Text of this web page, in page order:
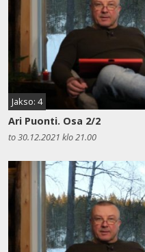
Jakso: 4
Ari Puonti. Osa 2/2
to 30.12.2021 klo 21.00